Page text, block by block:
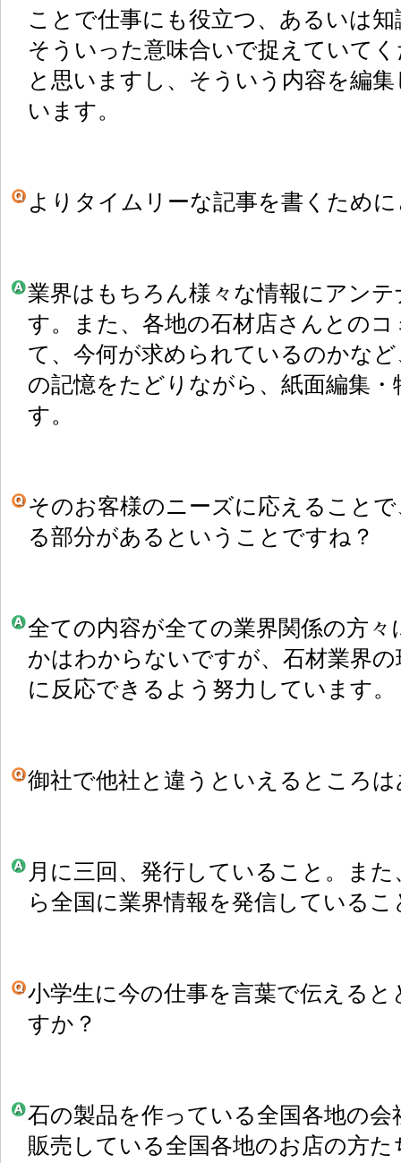
ことで仕事にも役立つ、あるいは
そういった意味合いで捉えていて
と思いますし、そういう内容を編
います。
よりタイムリーな記事を書くため
業界はもちろん様々な情報にアン
す。また、各地の石材店さんとの
て、今何が求められているのかな
の記憶をたどりながら、紙面編集
す。
そのお客様のニーズに応えること
る部分があるということですね？
全ての内容が全ての業界関係の方
かはわからないですが、石材業界
に反応できるよう努力しています。
御社で他社と違うといえるところ
月に三回、発行していること。ま
ら全国に業界情報を発信しているこ
小学生に今の仕事を言葉で伝える
すか？
石の製品を作っている全国各地の
販売している全国各地のお店の方